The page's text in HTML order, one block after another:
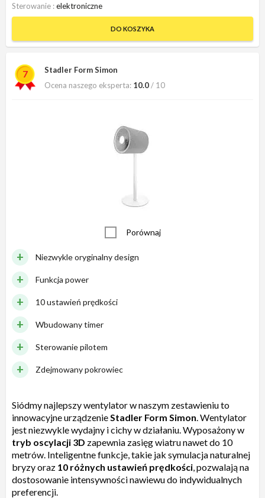
Sterowanie elektroniczne
DO KOSZYKA
7
Stadler Form Simon
Ocena naszego eksperta: 10.0/ 10
Porównaj
Niezwykle oryginalny design
Funkcja power
10 ustawień prędkości
Wbudowany timer
Sterowanie pilotem
Zdejmowany pokrowiec
Siódmy najlepszy wentylator w naszym zestawieniu to
innowacyjne urządzenie Stadler Form Simon . Wentylator
jest niezwykle wydajny i cichy w działaniu. Wyposażony w
tryb oscylacji 3D zapewnia zasięg wiatru nawet do 10
metrów. Inteligentne funkcje, takie jak symulacja naturalnej
bryzy oraz 10 różnych ustawień prędkości , pozwalają na
dostosowanie intensywności nawiewu do indywidualnych
preferencji.